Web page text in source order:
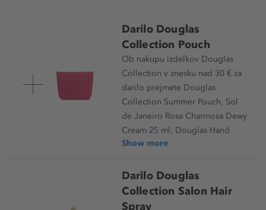
Darilo Douglas
Collection Pouch
Ob nakupu izdelkov Douglas
Collection v znesku nad 30 € za
darilo prejmete Douglas
Collection Summer Pouch, Sol
de Janeiro Rosa Charmosa Dewy
Cream 25 ml, Douglas Hand
Show more
Darilo Douglas
Collection Salon Hair
Spray